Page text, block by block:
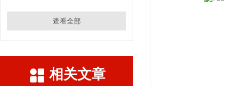
查看全部
相关文章